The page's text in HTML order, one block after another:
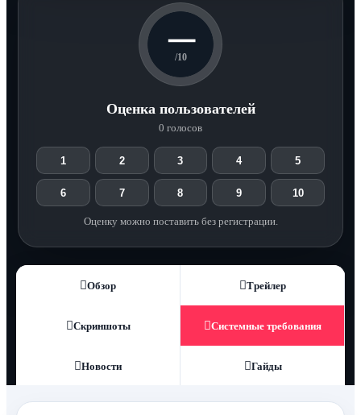
—
/10
Оценка пользователей
0 голосов
1 2 3 4 5
6 7 8 9 10
Оценку можно поставить без регистрации.
Обзор Трейлер
Скриншоты Системные требования
Новости Гайды